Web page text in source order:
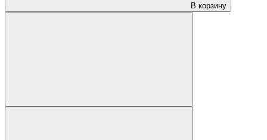
В корзину